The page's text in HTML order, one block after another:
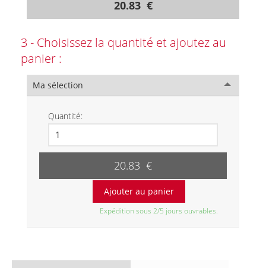
20.83 €
3 - Choisissez la quantité et ajoutez au
panier :
Ma sélection
Quantité:
20.83 €
Expédition sous 2/5 jours ouvrables.